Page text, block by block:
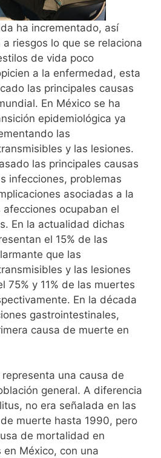
ha incrementado, así
riesgos lo que se relaciona
de vida poco
a la enfermedad, esta
las principales causas
En México se ha
epidemiológica ya
las
y las lesiones.
las principales causas
infecciones, problemas
asociadas a la
ocupaban el
En la actualidad dichas
el 15% de las
que las
y las lesiones
75% y 11% de las muertes
En la década
gastrointestinales,
causa de muerte en
una causa de
general. A diferencia
no era señalada en las
muerte hasta 1990, pero
de mortalidad en
México, con una